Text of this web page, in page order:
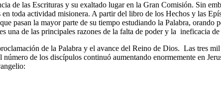
de las Escrituras y su exaltado lugar en la Gran Comisión. Sin
toda actividad misionera. A partir del libro de los Hechos y las
pasan la mayor parte de su tiempo estudiando la Palabra,
una de las principales razones de la falta de poder y la ineficacia de
de la Palabra y el avance del Reino de Dios. Las tres
de los discípulos continuó aumentando enormemente en